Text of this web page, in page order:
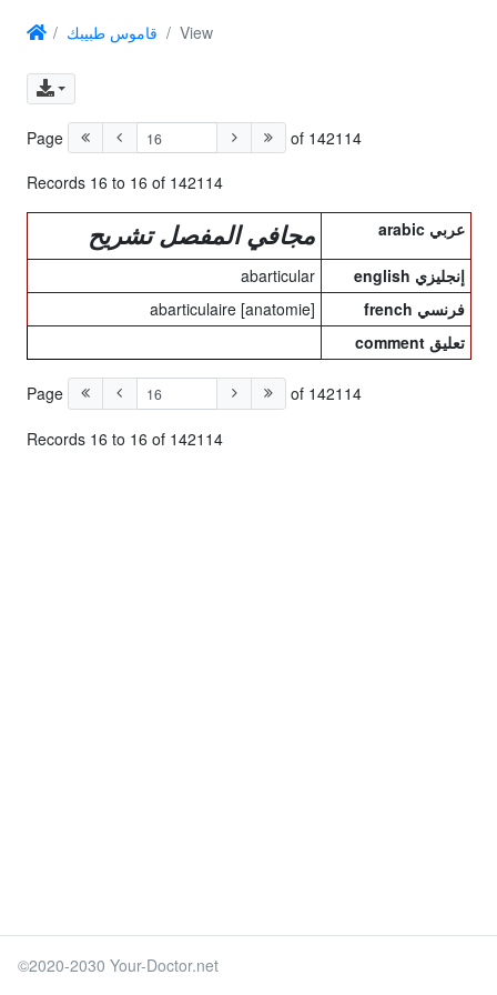
قاموس طبيبك View
Page of 142114
Records 16 to 16 of 142114
arabic عربي مجافي المفصل تشريح
english إنجليزي
abarticular
french فرنسي
abarticulaire [anatomie]
comment تعليق
Page of 142114
Records 16 to 16 of 142114
©2020-2030 Your-Doctor.net